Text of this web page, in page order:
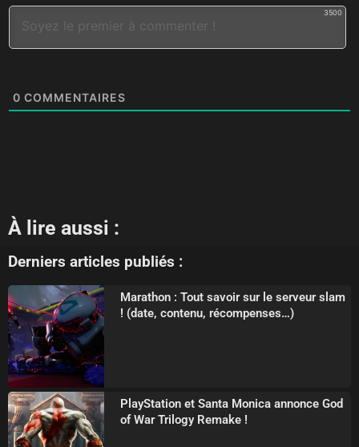
3500
0 COMMENTAIRES
À lire aussi :
Derniers articles publiés :
Marathon : Tout savoir sur le serveur slam
! (date, contenu, récompenses…)
PlayStation et Santa Monica annonce God
of War Trilogy Remake !